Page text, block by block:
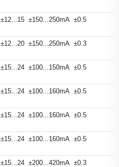
±12...15 ±150...250mA ±0.5
±12...20 ±150...250mA ±0.3
±15...24 ±100...150mA ±0.5
±15...24 ±100...160mA ±0.5
±15...24 ±100...160mA ±0.5
±15...24 ±100...160mA ±0.5
±15...24 ±200...420mA ±0.3